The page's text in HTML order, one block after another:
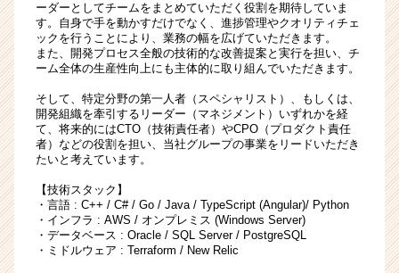
ーダーとしてチームをまとめていただく役割を期待していま
す。自身で手を動かすだけでなく、進捗管理やクオリティチェ
ックを行うことにより、業務の幅を広げていただきます。
また、開発プロセス全般の技術的な改善提案と実行を担い、チ
ーム全体の生産性向上にも主体的に取り組んでいただきます。
そして、特定分野の第一人者（スペシャリスト）、もしくは、
開発組織を牽引するリーダー（マネジメント）いずれかを経
て、将来的にはCTO（技術責任者）やCPO（プロダクト責任
者）などの役割を担い、当社グループの事業をリードいただき
たいと考えています。
【技術スタック】
・言語 : C++ / C# / Go / Java / TypeScript (Angular)/ Python
・インフラ : AWS / オンプレミス (Windows Server)
・データベース : Oracle / SQL Server / PostgreSQL
・ミドルウェア : Terraform / New Relic